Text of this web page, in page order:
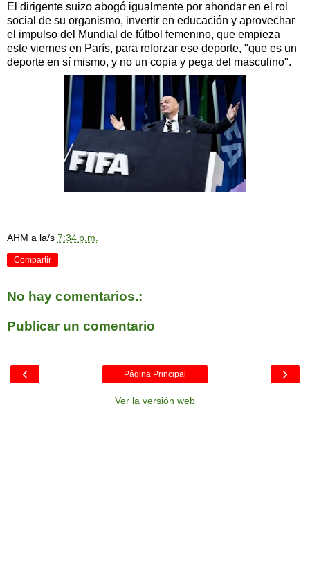
El dirigente suizo abogó igualmente por ahondar en el rol
social de su organismo, invertir en educación y aprovechar
el impulso del Mundial de fútbol femenino, que empieza
este viernes en París, para reforzar ese deporte, "que es un
deporte en sí mismo, y no un copia y pega del masculino".
AHM a la/s 7:34 p.m.
Compartir
No hay comentarios.:
Publicar un comentario
‹ ›
Página Principal
Ver la versión web